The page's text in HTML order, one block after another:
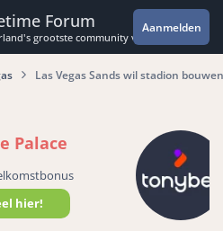
Forum
grootste community voor de
Aanmelden
Las Vegas Sands wil stadion
Palace
hier!